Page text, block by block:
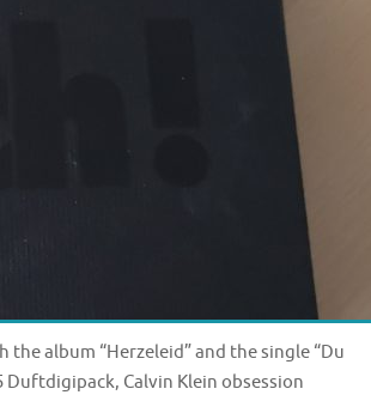
the album “Herzeleid” and the single “Du
Duftdigipack, Calvin Klein obsession